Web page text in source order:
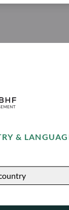
&
Management
01